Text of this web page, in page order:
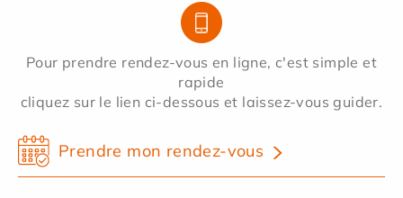
Pour prendre rendez-vous en ligne, c'est simple et
rapide
cliquez sur le lien ci-dessous et laissez-vous guider.
Prendre mon rendez-vous